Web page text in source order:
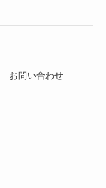
お問い合わせ